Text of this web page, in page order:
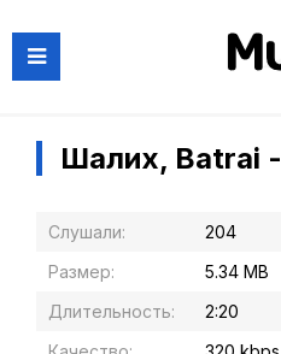
Шалих, Batrai -
Слушали:
204
Размер:
5.34 MB
Длительность:
2:20